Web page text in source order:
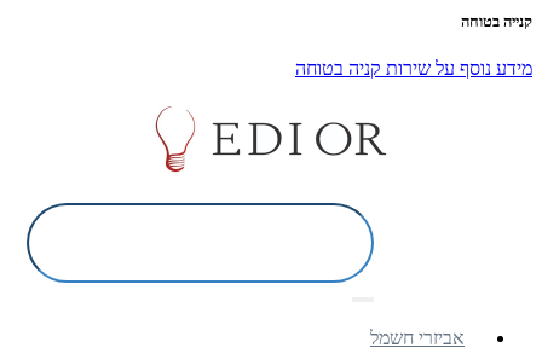
קנייה בטוחה
מידע נוסף על שירות קניה בטוחה
אביזרי חשמל